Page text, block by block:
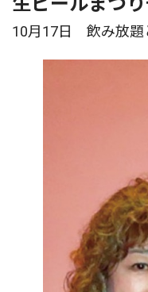
10月17日 飲み放